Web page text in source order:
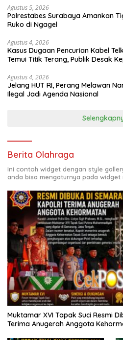
Agustus 5, 2026
Polrestabes Surabaya Amankan
Ruko di Ngagel
Agustus 4, 2026
Kasus Dugaan Pencurian Kabel
Temui Titik Terang, Publik Desak
Agustus 4, 2026
Jelang HUT RI, Perang Melawan
Ilegal Jadi Agenda Nasional
Berita Olahraga
Ini contoh widget dengan style
anda bisa mengaturnya pada widget
Muktamar XVI Tapak Suci Resmi
Terima Anugerah Anggota